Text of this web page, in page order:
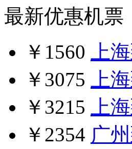
最新优惠机票
￥1560
上
￥3075
上
￥3215
上
￥2354 广